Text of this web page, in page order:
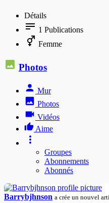
Détails
1 Publications
Femme
Photos
Mur
Photos
Vidéos
Aime
Groupes
Abonnements
Abonnés
Barrybjhnson a crée un nouvel